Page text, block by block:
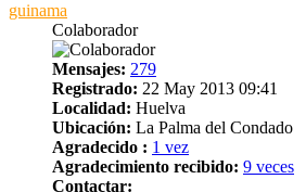
guinama
Colaborador
Mensajes: 279
Registrado: 22 May 2013 09:41
Localidad: Huelva
Ubicación: La Palma del Condado
Agradecido : 1 vez
Agradecimiento recibido: 9 veces
Contactar: